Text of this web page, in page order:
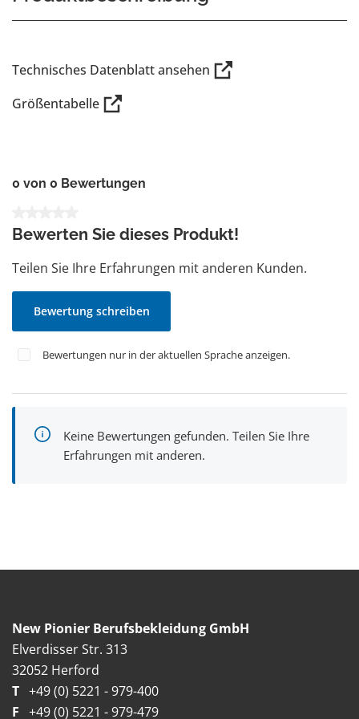
Technisches Datenblatt ansehen
Größentabelle
0 von 0 Bewertungen
Bewerten Sie dieses Produkt!
Teilen Sie Ihre Erfahrungen mit anderen Kunden.
Bewertung schreiben
Bewertungen nur in der aktuellen Sprache anzeigen.
Keine Bewertungen gefunden. Teilen Sie Ihre
Erfahrungen mit anderen.
New Pionier Berufsbekleidung GmbH
Elverdisser Str. 313
32052 Herford
T +49 (0) 5221 - 979-400
F +49 (0) 5221 - 979-479